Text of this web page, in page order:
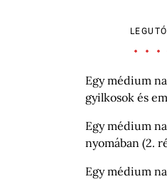
Egy médium
gyilkosok és
Egy médium
nyomában (2.
Egy médium